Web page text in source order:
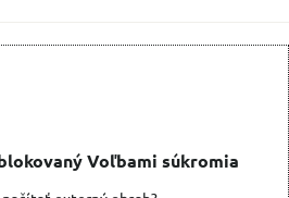
Voľbami súkromia